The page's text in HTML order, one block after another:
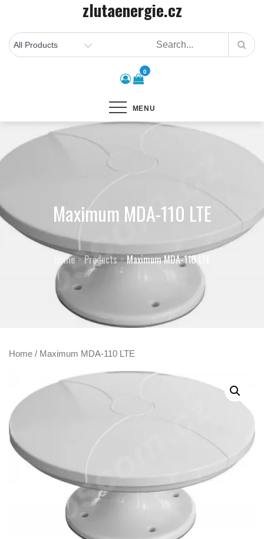
content
zlutaenergie.cz
0
MENU
Maximum MDA-110 LTE
Home Products Maximum MDA-110 LTE
Home / Maximum MDA-110 LTE